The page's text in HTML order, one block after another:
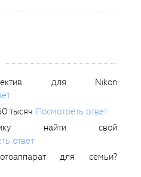
для Nikon
тысяч Посмотреть ответ
найти свой
ответ
для семьи?